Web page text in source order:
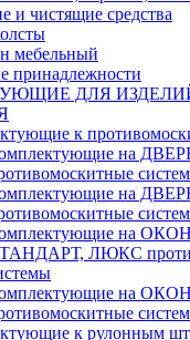
чистящие средства
мебельный
принадлежности
ДЛЯ
к
на
на
на
ЛЮКС
на
к рулонным